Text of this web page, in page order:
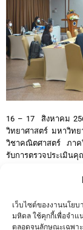
เว็บไซต์ของงานนโย
มหิดล ใช้คุกกี้เพื่อจำแ
ตลอดจนลักษณะเฉพา
16 – 17 สิงหาคม
วิทยาศาสตร์ มหาวิท
วิชาคณิตศาสตร์ ภาค
รับการตรวจประเมิ
ประเมินของมหาวิท